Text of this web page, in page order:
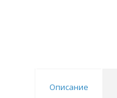
Описание